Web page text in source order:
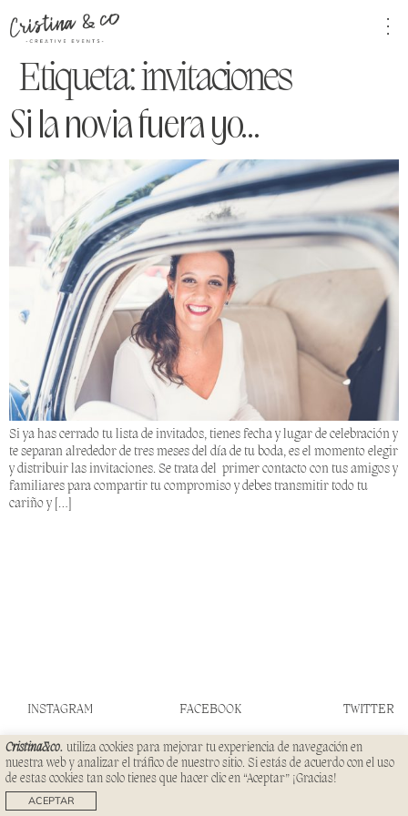
Cristina&co. utiliza cookies para mejorar tu experiencia de navegación en
nuestra web y analizar el tráfico de nuestro sitio. Si estás de acuerdo con el uso
de estas cookies tan solo tienes que hacer clic en “Aceptar” ¡Gracias!
ACEPTAR
Etiqueta:invitaciones
Si la novia fuera yo…
Si ya has cerrado tu lista de invitados, tienes fecha y lugar de celebración y
te separan alrededor de tres meses del día de tu boda, es el momento elegir
y distribuir las invitaciones. Se trata del primer contacto con tus amigos y
familiares para compartir tu compromiso y debes transmitir todo tu
cariño y […]
INSTAGRAM FACEBOOK TWITTER
CONTACTO
SERVICIOS
© CRISTINA&CO 2023
PRENSA